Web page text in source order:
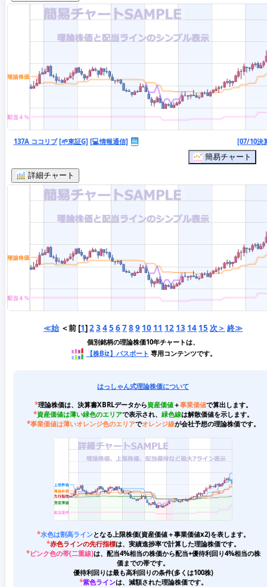
137A ココリブ [🌱東証G] [💻情報通信]
[07/10決
簡易チャート
詳細チャート
≪始 ＜前 [1]23 45 678 9 10 11 12 13 14 15 次＞ 終≫
個別銘柄の理論株価10年チャートは、
【株Biz】パスポート 専用コンテンツです。
はっしゃん式理論株価について
*理論株価は、決算書XBRLデータから資産価値＋事業価値で算出します。
*資産価値は薄い緑色のエリアで表示され、 緑色線は解散価値を示します。
*事業価値は薄いオレンジ色のエリアでオレンジ線が会社予想の理論株価です。
*水色は割高ラインとなる上限株価(資産価値＋事業価値x2)を表します。
*赤色ラインの先行指標は、実績進捗率で計算した理論株価です。
*ピンク色の帯(二重線)は、配当4%相当の株価から配当+優待利回り4%相当の株
価までの帯です。
優待利回りは最も高利回りの条件(多くは100株)
*紫色ラインは、減額された理論株価です。